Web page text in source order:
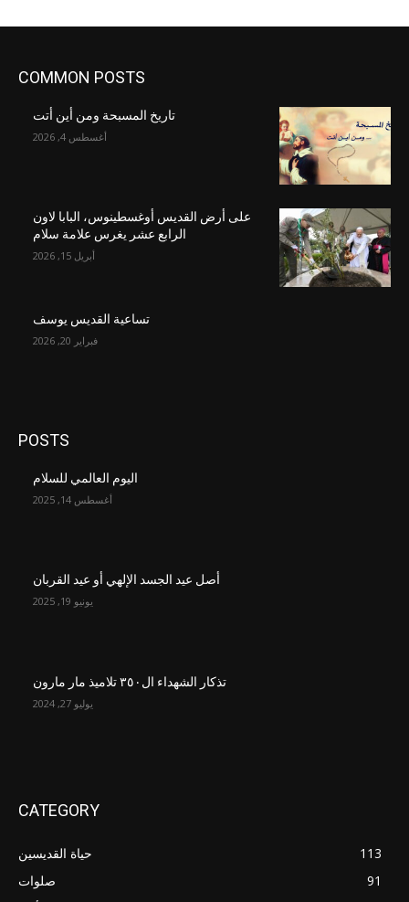
COMMON POSTS
تاريخ المسبحة ومن أين أتت
أغسطس 4, 2026
على أرض القديس أوغسطينوس، البابا لاون
الرابع عشر يغرس علامة سلام
أبريل 15, 2026
تساعية القديس يوسف
فبراير 20, 2026
POSTS
اليوم العالمي للسلام
أغسطس 14, 2025
أصل عيد الجسد الإلهي أو عيد القربان
يونيو 19, 2025
تذكار الشهداء ال٣٥٠ تلاميذ مار مارون
يوليو 27, 2024
CATEGORY
حياة القديسين
113
صلوات
91